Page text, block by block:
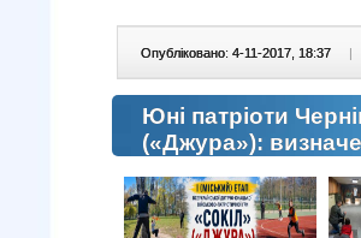
Опубліковано: 4-11-2017, 18:37 |
Юні патріоти
(«Джура»):